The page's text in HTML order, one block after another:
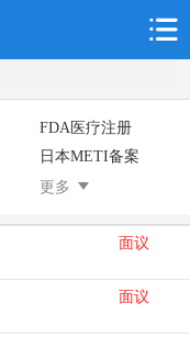
FDA医疗注册
日本METI备案
美国防止儿童打开
更多
面议
面议